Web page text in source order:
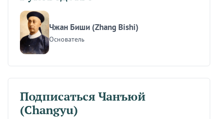
Чжан Биши (Zhang Bishi)
Основатель
Подписаться Чанъюй
(Changyu)